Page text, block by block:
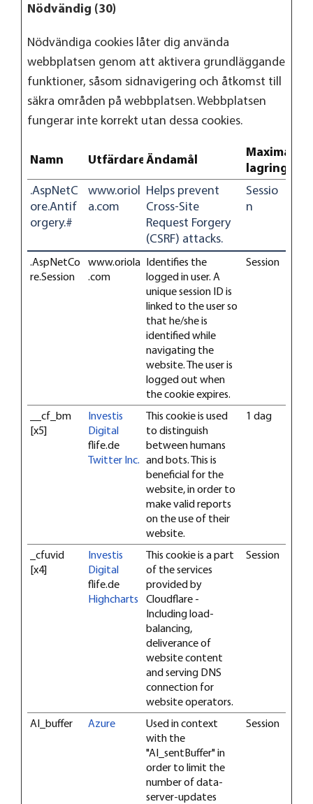
Nödvändig (30)
Nödvändiga cookies låter dig använda
webbplatsen genom att aktivera grundläggande
funktioner, såsom sidnavigering och åtkomst till
säkra områden på webbplatsen. Webbplatsen
fungerar inte korrekt utan dessa cookies.
Namn UtfärdareÄndamål
Maximal
lagringstid
.AspNetC
ore.Antif
orgery.#
www.oriol
a.com
Helps prevent
Cross-Site
Request Forgery
(CSRF) attacks.
Sessio
n
.AspNetCo
re.Session
www.oriola
.com
Identifies the
logged in user. A
unique session ID is
linked to the user so
that he/she is
identified while
navigating the
website. The user is
logged out when
the cookie expires.
Session
__cf_bm
[x5]
Investis
Digital
flife.de
Twitter Inc.
This cookie is used
to distinguish
between humans
and bots. This is
beneficial for the
website, in order to
make valid reports
on the use of their
website.
1 dag
_cfuvid
[x4]
Investis
Digital
flife.de
Highcharts
This cookie is a part
of the services
provided by
Cloudflare -
Including load-
balancing,
deliverance of
website content
and serving DNS
connection for
website operators.
Session
AI_buffer Azure
Used in context
with the
"AI_sentBuffer" in
order to limit the
number of data-
server-updates
Session